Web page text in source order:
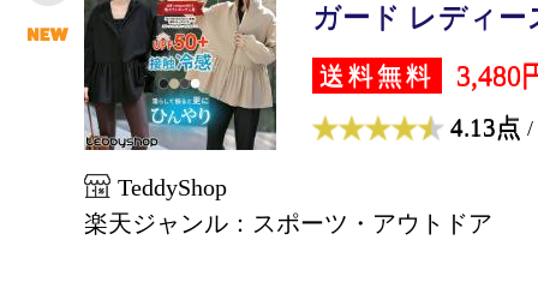
ガード レディー
送料無料 3,480
4.13点 /
TeddyShop
楽天ジャンル：スポーツ・アウトドア